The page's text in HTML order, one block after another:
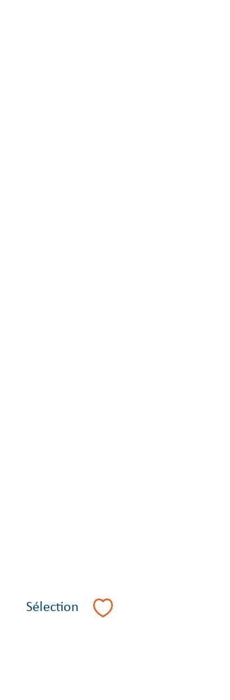
Sélection Sélectionner